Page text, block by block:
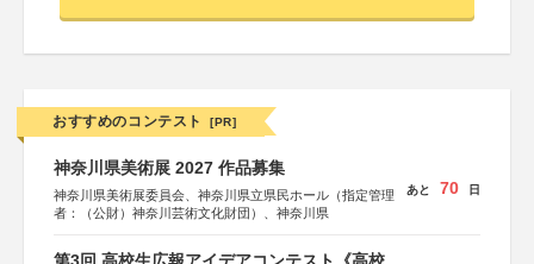
おすすめのコンテスト [PR]
神奈川県美術展 2027 作品募集
神奈川県美術展委員会、神奈川県立県民ホール（指定管理
者：（公財）神奈川芸術文化財団）、神奈川県
あと 70 日